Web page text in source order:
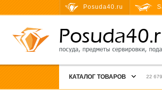
Posuda40.ru
КАТАЛОГ ТОВАРОВ 22 679